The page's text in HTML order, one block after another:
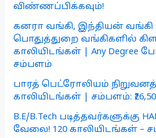
விண்ணப்பிக்கவும்!
கனரா வங்கி, இந்தியன் வங்கி
பொதுத்துறை வங்கிகளில்
காலியிடங்கள் | Any Degree
சம்பளம்
பாரத் பெட்ரோலியம்
காலியிடங்கள் | சம்பளம்:
B.E/B.Tech படித்தவர்களுக்கு
வேலை! 120 காலியிடங்கள் –